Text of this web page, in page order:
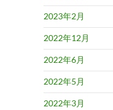
2023年2月
2022年12月
2022年6月
2022年5月
2022年3月